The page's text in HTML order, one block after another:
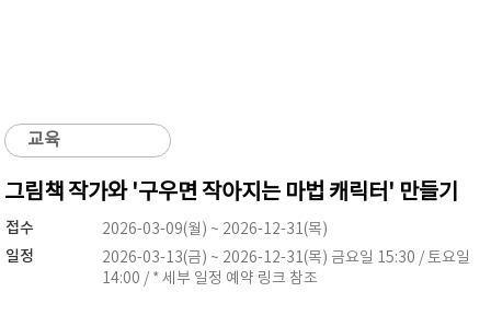
교육
그림책 작가와 '구우면 작아지는 마법 캐릭터' 만들기
접수 2026-03-09(월) ~ 2026-12-31(목)
일정
2026-03-13(금) ~ 2026-12-31(목) 금요일 15:30 / 토요일
14:00 / * 세부 일정 예약 링크 참조